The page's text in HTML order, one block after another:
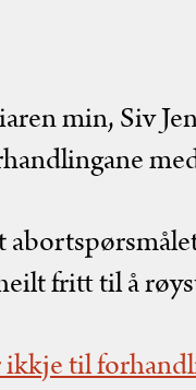
min, Siv
fritt til å
til